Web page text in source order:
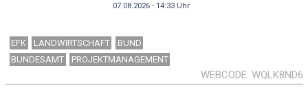
07.08.2026 - 14:33Uhr
EFK LANDWIRTSCHAFT
BUND
BUNDESAMT
PROJEKTMANAGEMENT
WEBCODE WQLK8ND6